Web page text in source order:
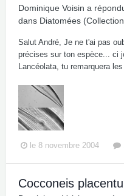
Dominique Voisin a
dans Diatomées
Salut André, Je ne t'ai pas
précises sur ton espèce... ci
Lancéolata, tu remarquera
le 8 novembre 2004
Cocconeis